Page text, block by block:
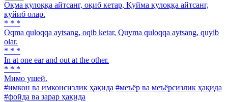
Оқма қулоққа айтсанг, оқиб кетар, Қуйма қулоққа айтсанг,
қуйиб олар.
* * *
Oqma quloqqa aytsang, oqib ketar, Quyma quloqqa aytsang, quyib
olar.
* * *
In at one ear and out at the other.
* * *
Мимо ушей.
#имкон ва имконсизлик ҳақида #меъёр ва меъёрсизлик ҳақида
#фойда ва зарар ҳақида